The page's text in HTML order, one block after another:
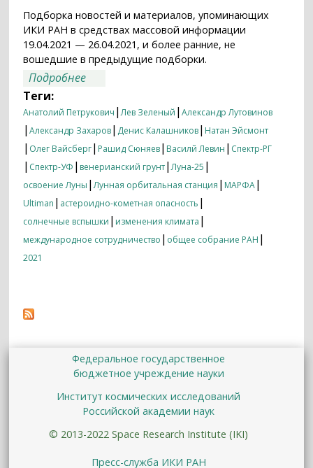
Подборка новостей и материалов, упоминающих
ИКИ РАН в средствах массовой информации
19.04.2021 — 26.04.2021, и более ранние, не
вошедшие в предыдущие подборки.
Подробнее
Теги:
Анатолий Петрукович |Лев Зеленый |Александр Лутовинов
|Александр Захаров| Денис Калашников| Натан Эйсмонт
| Олег Вайсберг| Рашид Сюняев| Василй Левин | Спектр-РГ
| Спектр-УФ | венерианский грунт|Луна-25 |
освоение Луны |Лунная орбитальная станция | МАРФА|
Ultiman | астероидно-кометная опасность |
солнечные вспышки | изменения климата |
международное сотрудничество | общее собрание РАН |
2021
Федеральное государственное
бюджетное учреждение науки
Институт космических исследований
Российской академии наук
© 2013-2022 Space Research Institute (IKI)
Пресс-служба ИКИ РАН